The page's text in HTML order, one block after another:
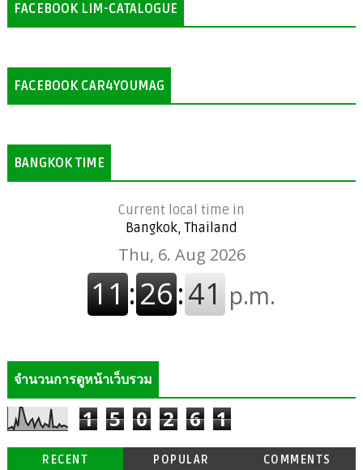
FACEBOOK LIM-CATALOGUE
FACEBOOK CAR4YOUMAG
BANGKOK TIME
Current local time in
Bangkok, Thailand
จำนวนการดูหน้าเว็บรวม
1 5 0 2 6 1
RECENT POPULAR COMMENTS